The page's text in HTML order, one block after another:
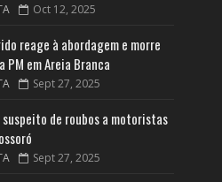
Oct 12, 2025
reage à abordagem e morre
PM em Areia Branca
Sept 27, 2025
de roubos a motoristas
Sept 27, 2025